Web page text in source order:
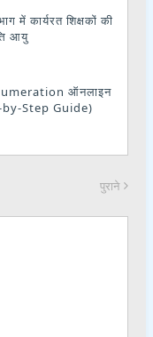
में कार्यरत शिक्षकों की
आयु
ऑनलाइन
by-Step Guide)
पुराने